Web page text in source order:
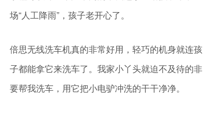
场“人工降雨”，孩子老开心了。
倍思无线洗车机真的非常好用，轻巧的机身就连孩
子都能拿它来洗车了。我家小丫头就迫不及待的非
要帮我洗车，用它把小电驴冲洗的干干净净。